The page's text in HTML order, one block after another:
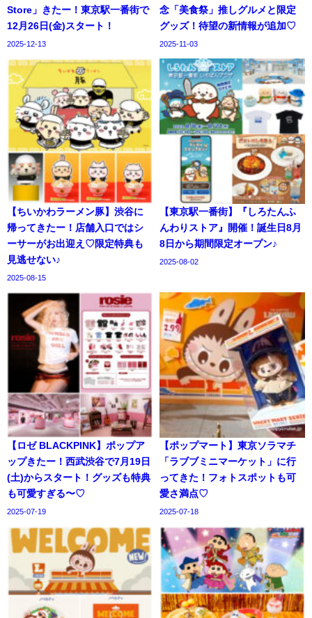
Store」きたー！東京駅一番街で
12月26日(金)スタート！
2025-12-13
念「美食祭」推しグルメと限定
グッズ！待望の新情報が追加♡
2025-11-03
【ちいかわラーメン豚】渋谷に
帰ってきたー！​店舗入口ではシ
ーサーがお出迎え♡限定特典も
見逃せない♪
2025-08-15
【東京駅一番街】『しろたんふ
んわりストア』開催！誕生日8月
8日から期間限定オープン♪
2025-08-02
【ロゼ BLACKPINK】ポップア
ップきたー！西武渋谷で7月19日
(土)からスタート！グッズも特典
も可愛すぎる〜♡
2025-07-19
【ポップマート】東京ソラマチ
「ラブブミニマーケット」に行
ってきた！フォトスポットも可
愛さ満点♡
2025-07-18